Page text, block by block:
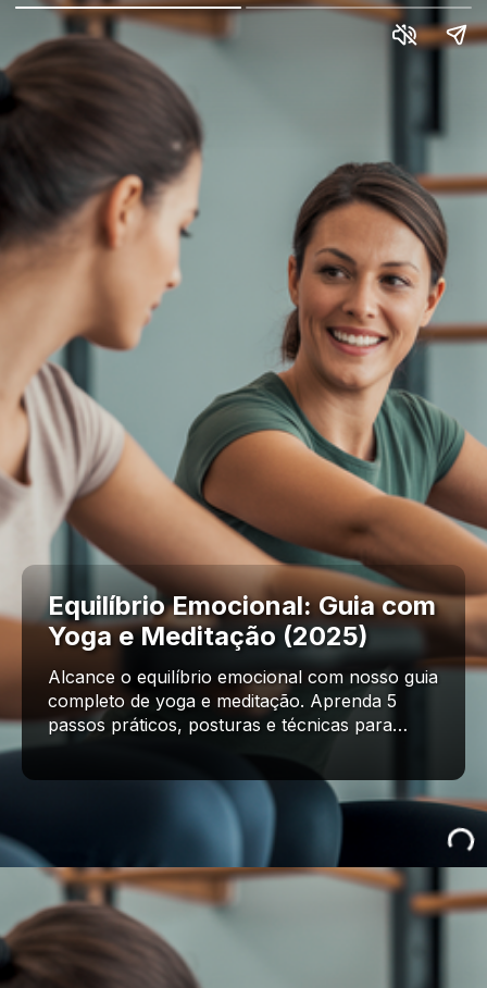
Equilíbrio Emocional: Guia com
Yoga e Meditação (2025)
Alcance o equilíbrio emocional com nosso guia
completo de yoga e meditação. Aprenda 5
passos práticos, posturas e técnicas para…